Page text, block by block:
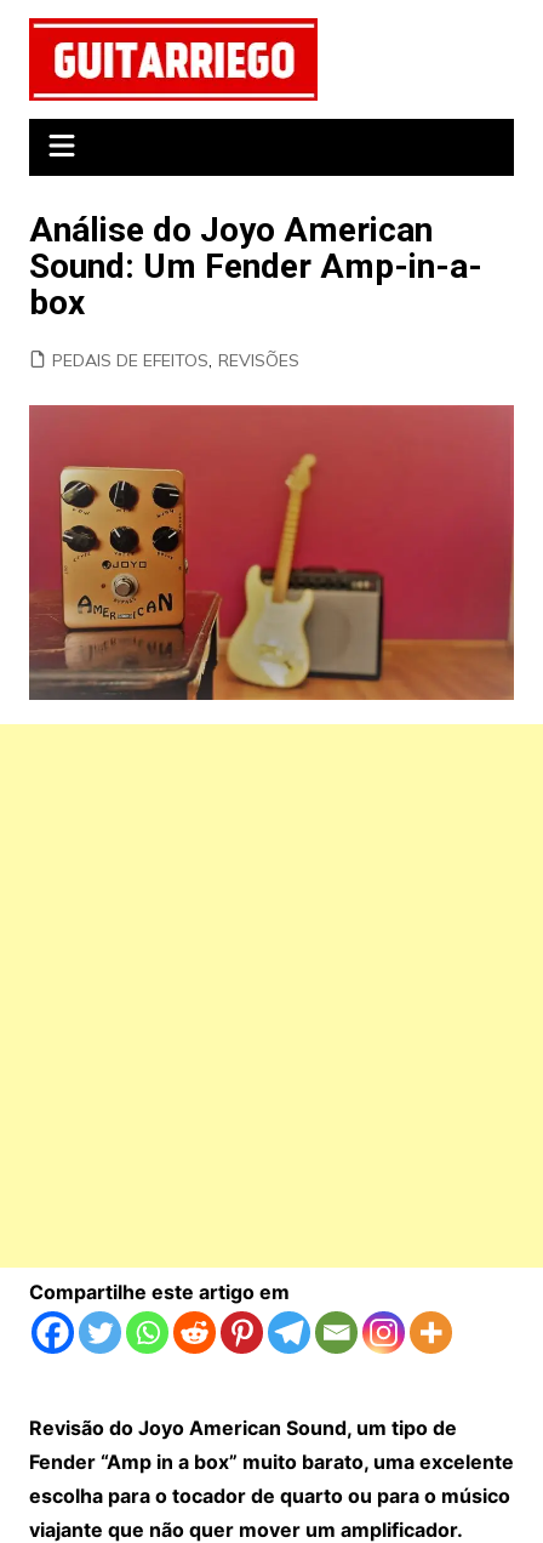
conteúdo
Análise do Joyo American
Sound: Um Fender Amp-in-a-
box
PEDAIS DE EFEITOS, REVISÕES
Compartilhe este artigo em
Revisão do Joyo American Sound, um tipo de
Fender “Amp in a box” muito barato, uma excelente
escolha para o tocador de quarto ou para o músico
viajante que não quer mover um amplificador.